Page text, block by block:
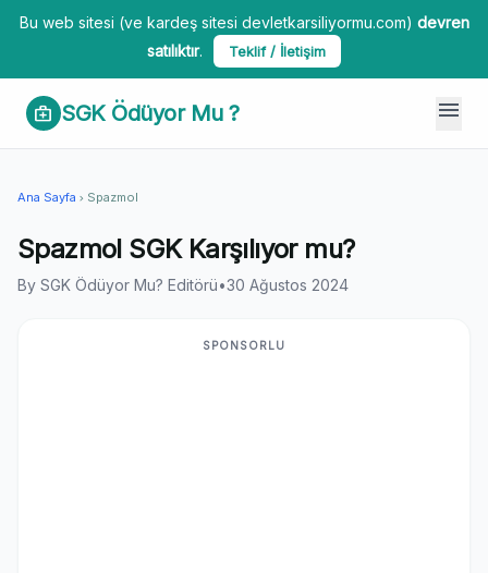
Bu web sitesi (ve kardeş sitesi devletkarsiliyormu.com) devren
satılıktır. Teklif / İletişim
medical_services SGK Ödüyor Mu ? menu
Ana Sayfa chevron_right Spazmol
Spazmol SGK Karşılıyor mu?
By SGK Ödüyor Mu? Editörü•30 Ağustos 2024
SPONSORLU